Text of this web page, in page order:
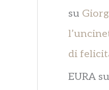
su
di
EURA su